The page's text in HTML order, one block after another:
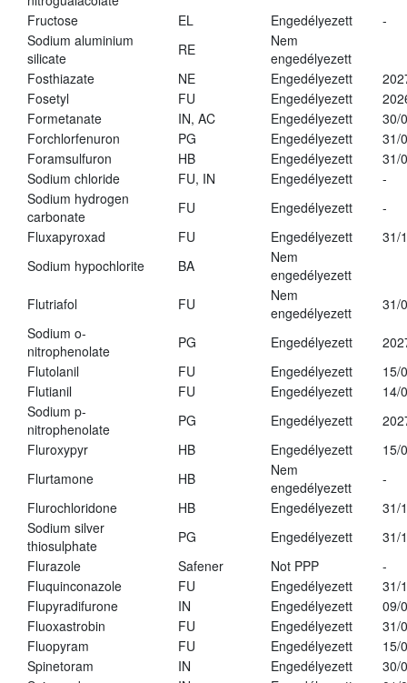
Fructose
EL Engedélyezett
-
Sodium aluminium
silicate
RE
Nem
engedélyezett
Fosthiazate
NE Engedélyezett
Fosetyl
FU Engedélyezett
Formetanate
IN, AC Engedélyezett
30/
Forchlorfenuron
PG Engedélyezett
31/
Foramsulfuron
HB Engedélyezett
31/
Sodium chloride
FU, IN Engedélyezett
-
Sodium hydrogen
carbonate
FU Engedélyezett
-
Fluxapyroxad
FU Engedélyezett
31/
Sodium hypochlorite
BA
Nem
engedélyezett
Flutriafol
FU
Nem
engedélyezett
31/
Sodium o-
nitrophenolate
PG Engedélyezett
Flutolanil
FU Engedélyezett
15/
Flutianil
FU Engedélyezett
14/
Sodium p-
nitrophenolate
PG Engedélyezett
Fluroxypyr
HB Engedélyezett
15/
Flurtamone
HB
Nem
engedélyezett
-
Flurochloridone
HB Engedélyezett
31/
Sodium silver
thiosulphate
PG Engedélyezett
31/
Flurazole
Safener Not PPP
-
Fluquinconazole
FU Engedélyezett
31/
Flupyradifurone
IN Engedélyezett
09/
Fluoxastrobin
FU Engedélyezett
31/
Fluopyram
FU Engedélyezett
15/
Spinetoram
IN Engedélyezett
30/